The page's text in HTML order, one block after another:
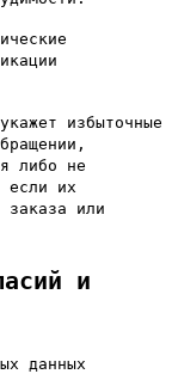
избыточные
либо не
если их
заказа или
и
данных